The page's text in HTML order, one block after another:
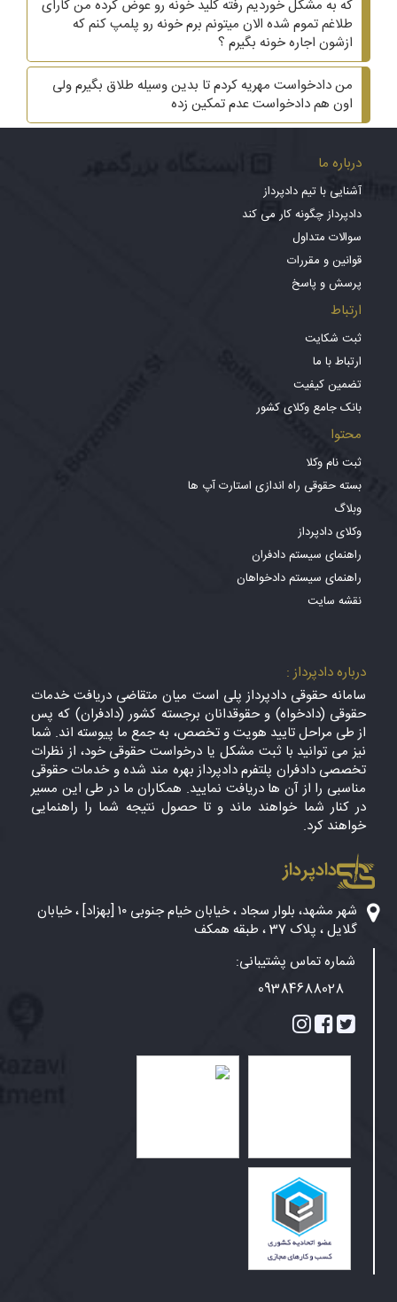
که به مشکل خوردیم رفته کلید خونه رو عوض کرده من کارای
طلاغم تموم شده الان میتونم برم خونه رو پلمپ کنم که
ازشون اجاره خونه بگیرم ؟
من دادخواست مهریه کردم تا بدین وسیله طلاق بگیرم ولی
اون هم دادخواست عدم تمکین زده
درباره ما
آشنایی با تیم دادپرداز
دادپرداز چگونه کار می کند
سوالات متداول
قوانین و مقررات
پرسش و پاسخ
ارتباط
ثبت شکایت
ارتباط با ما
تضمین کیفیت
بانک جامع وکلای کشور
محتوا
ثبت نام وکلا
بسته حقوقی راه اندازی استارت آپ ها
وبلاگ
وکلای دادپرداز
راهنمای سیستم دادفران
راهنمای سیستم دادخواهان
نقشه سایت
درباره دادپرداز :
سامانه حقوقی دادپرداز پلی است میان متقاضی دریافت خدمات
حقوقی (دادخواه) و حقوقدانان برجسته کشور (دادفران) که پس
از طی مراحل تایید هویت و تخصص، به جمع ما پیوسته اند. شما
نیز می توانید با ثبت مشکل یا درخواست حقوقی خود، از نظرات
تخصصی دادفران پلتفرم دادپرداز بهره مند شده و خدمات حقوقی
مناسبی را از آن ها دریافت نمایید. همکاران ما در طی این مسیر
در کنار شما خواهند ماند و تا حصول نتیجه شما را راهنمایی
خواهند کرد.
دادپرداز
شهر مشهد، بلوار سجاد ، خیابان خیام جنوبی ۱۰ [بهزاد] ، خیابان
گلایل ، پلاک 37 ، طبقه همکف
شماره تماس پشتیبانی:
09384688028